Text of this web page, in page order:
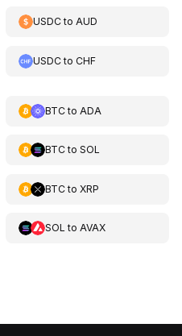
USDCtoAUD
USDCtoCHF
BTCto ADA
BTCto SOL
BTCto XRP
SOL to AVAX